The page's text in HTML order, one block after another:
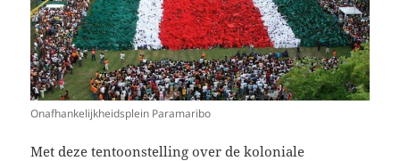
Onafhankelijkheidsplein Paramaribo
Met deze tentoonstelling over de koloniale